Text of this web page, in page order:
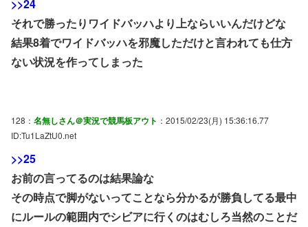
>>24
それで勝ったりワイドバッハより上ならいいんだけどな
結果8着でワイドバッハを邪魔しただけと言われても仕方
ない状況を作ってしまった
128： 名無しさん＠実況で競馬板アウト ：2015/02/23(月) 15:36:16.77
ID:Tu1LaZtU0.net
>>25
お前の言ってるのは結果論な
その時点で脚がないってことなら分かるが勝負してる最中
にルールの範囲内でシビアに行くのはむしろ当然のことだ